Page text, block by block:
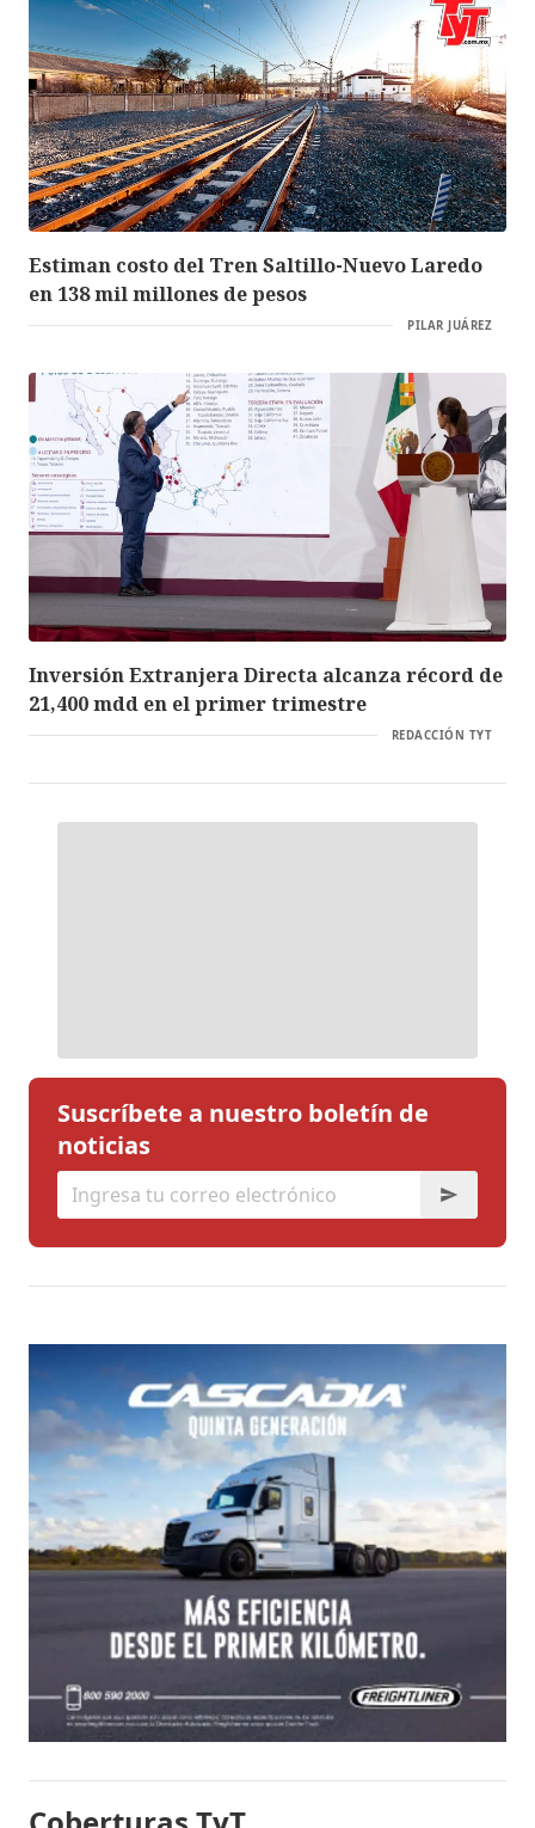
Estiman costo del Tren Saltillo-Nuevo Laredo
en 138 mil millones de pesos
PILAR JUÁREZ
Inversión Extranjera Directa alcanza récord de
21,400 mdd en el primer trimestre
REDACCIÓN TYT
Suscríbete a nuestro boletín de
noticias